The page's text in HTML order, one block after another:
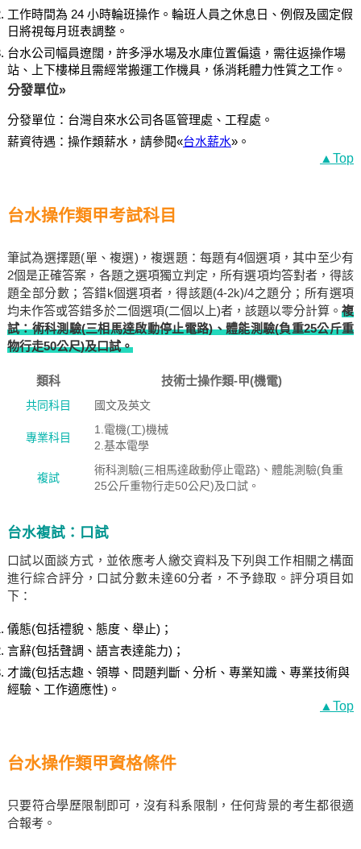
工作時間為 24 小時輪班操作。輪班人員之休息日、例假及國定假
日將視每月班表調整。
台水公司幅員遼闊，許多淨水場及水庫位置偏遠，需往返操作場
站、上下樓梯且需經常搬運工作機具，係消耗體力性質之工作。
分發單位»
分發單位：台灣自來水公司各區管理處、工程處。
薪資待遇：操作類薪水，請參閱«台水薪水»。
▲Top
台水操作類甲考試科目
筆試為選擇題(單、複選)，複選題：每題有4個選項，其中至少有
2個是正確答案，各題之選項獨立判定，所有選項均答對者，得該
題全部分數；答錯k個選項者，得該題(4-2k)/4之題分；所有選項
均未作答或答錯多於二個選項(二個以上)者，該題以零分計算。複
試：術科測驗(三相馬達啟動停止電路)、體能測驗(負重25公斤重
物行走50公尺)及口試。
類科 技術士操作類-甲(機電)
共同科目 國文及英文
專業科目
1.電機(工)機械
2.基本電學
複試
術科測驗(三相馬達啟動停止電路)、體能測驗(負重
25公斤重物行走50公尺)及口試。
台水複試：口試
口試以面談方式，並依應考人繳交資料及下列與工作相關之構面
進行綜合評分，口試分數未達60分者，不予錄取。評分項目如
下：
儀態(包括禮貌、態度、舉止)；
言辭(包括聲調、語言表達能力)；
才識(包括志趣、領導、問題判斷、分析、專業知識、專業技術與
經驗、工作適應性)。
▲Top
台水操作類甲資格條件
只要符合學歷限制即可，沒有科系限制，任何背景的考生都很適
合報考。